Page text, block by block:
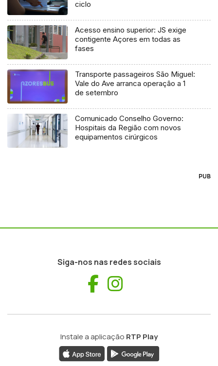
ciclo
Acesso ensino superior: JS exige
contigente Açores em todas as
fases
Transporte passageiros São Miguel:
Vale do Ave arranca operação a 1
de setembro
Comunicado Conselho Governo:
Hospitais da Região com novos
equipamentos cirúrgicos
PUB
Siga-nos nas redes sociais
Facebook
Instale a aplicação RTP Play